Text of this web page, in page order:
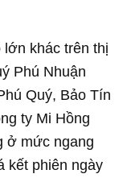
khác trên thị
Phú Nhuận
Quý, Bảo Tín
ty Mi Hồng
ở mức ngang
kết phiên ngày